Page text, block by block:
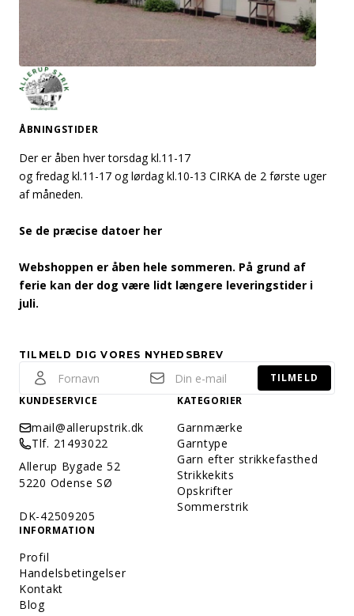
ÅBNINGSTIDER
Der er åben hver torsdag kl.11-17
og fredag kl.11-17 og lørdag kl.10-13 CIRKA de 2 første uger
af måneden.
Se de præcise datoer her
Webshoppen er åben hele sommeren. På grund af
ferie kan der dog være lidt længere leveringstider i
juli.
TILMELD DIG VORES NYHEDSBREV
TILMELD
KUNDESERVICE
mail@allerupstrik.dk
Tlf. 21493022
Allerup Bygade 52
5220 Odense SØ
DK-42509205
KATEGORIER
Garnmærke
Garntype
Garn efter strikkefasthed
Strikkekits
Opskrifter
Sommerstrik
INFORMATION
Profil
Handelsbetingelser
Kontakt
Blog